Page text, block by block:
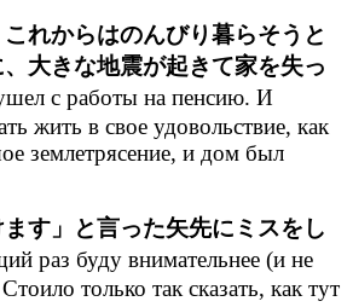
れからはのんびり暮らそうと
大きな地震が起きて家を失っ
с работы на пенсию. И
жить в свое удовольствие, как
землетрясение, и дом был
ます」と言った矢先にミスをし
раз буду внимательнее (и не
только так сказать, как тут